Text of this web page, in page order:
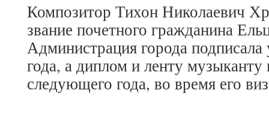
Композитор Тихон Николаевич
звание почетного гражданина
Администрация города подписала
года, а диплом и ленту
следующего года, во время его